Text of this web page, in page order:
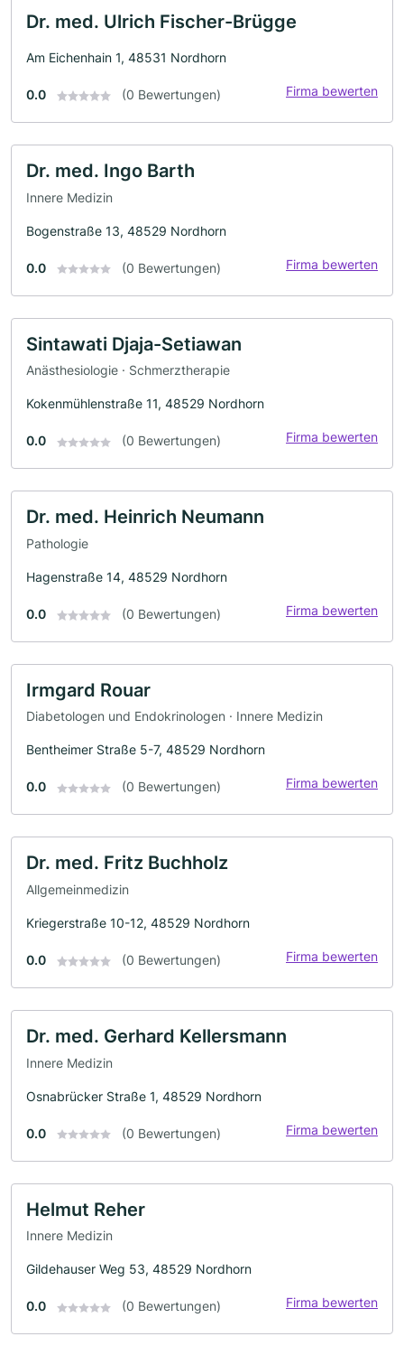
Dr. med. Ulrich Fischer-Brügge
Am Eichenhain 1, 48531 Nordhorn
0.0 (0 Bewertungen) Firma bewerten
Dr. med. Ingo Barth
Innere Medizin
Bogenstraße 13, 48529 Nordhorn
0.0 (0 Bewertungen) Firma bewerten
Sintawati Djaja-Setiawan
Anästhesiologie · Schmerztherapie
Kokenmühlenstraße 11, 48529 Nordhorn
0.0 (0 Bewertungen) Firma bewerten
Dr. med. Heinrich Neumann
Pathologie
Hagenstraße 14, 48529 Nordhorn
0.0 (0 Bewertungen) Firma bewerten
Irmgard Rouar
Diabetologen und Endokrinologen · Innere Medizin
Bentheimer Straße 5-7, 48529 Nordhorn
0.0 (0 Bewertungen) Firma bewerten
Dr. med. Fritz Buchholz
Allgemeinmedizin
Kriegerstraße 10-12, 48529 Nordhorn
0.0 (0 Bewertungen) Firma bewerten
Dr. med. Gerhard Kellersmann
Innere Medizin
Osnabrücker Straße 1, 48529 Nordhorn
0.0 (0 Bewertungen) Firma bewerten
Helmut Reher
Innere Medizin
Gildehauser Weg 53, 48529 Nordhorn
0.0 (0 Bewertungen) Firma bewerten